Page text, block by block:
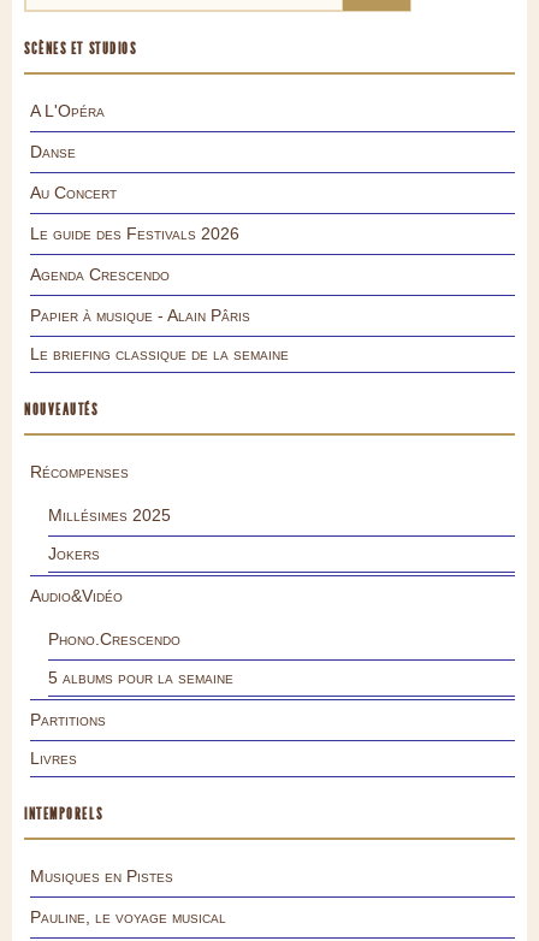
SCÈNES ET STUDIOS
A L'Opéra
Danse
Au Concert
Le guide des Festivals 2026
Agenda Crescendo
Papier à musique - Alain Pâris
Le briefing classique de la semaine
NOUVEAUTÉS
Récompenses
Millésimes 2025
Jokers
Audio&Vidéo
Phono.Crescendo
5 albums pour la semaine
Partitions
Livres
INTEMPORELS
Musiques en Pistes
Pauline, le voyage musical